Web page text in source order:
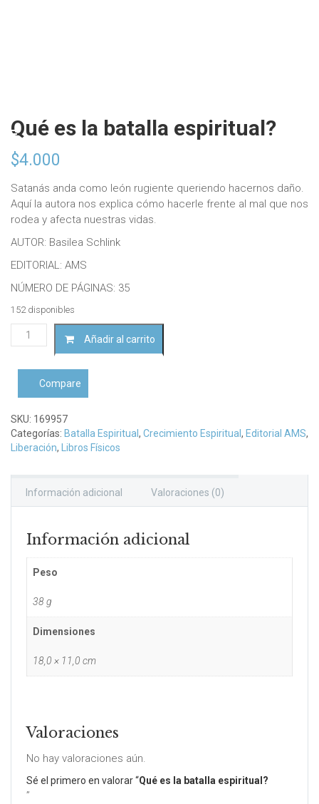
Qué es la batalla espiritual?
$4.000
Satanás anda como león rugiente queriendo hacernos daño.
Aquí la autora nos explica cómo hacerle frente al mal que nos
rodea y afecta nuestras vidas.
AUTOR: Basilea Schlink
EDITORIAL: AMS
NÚMERO DE PÁGINAS: 35
152 disponibles
Qué
es
batalla
espiritual?
cantidad
Añadir al carrito
Compare
SKU: 169957
Categorías: Batalla Espiritual , Crecimiento Espiritual , Editorial AMS,
Liberación, Libros Físicos
Información adicional Valoraciones (0)
Información adicional
Peso
38 g
Dimensiones
18,0 × 11,0 cm
Valoraciones
No hay valoraciones aún.
Sé el primero en valorar “Qué es la batalla espiritual?
”